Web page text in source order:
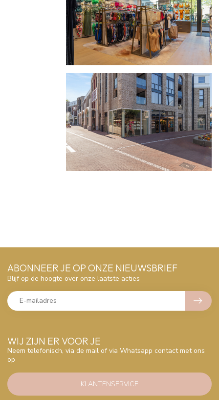
WIJ ZIJN ER VOOR JE
Neem telefonisch, via de mail of via Whatsapp contact met ons
op
KLANTENSERVICE
ABONNEER JE OP ONZE NIEUWSBRIEF
Blijf op de hoogte over onze laatste acties